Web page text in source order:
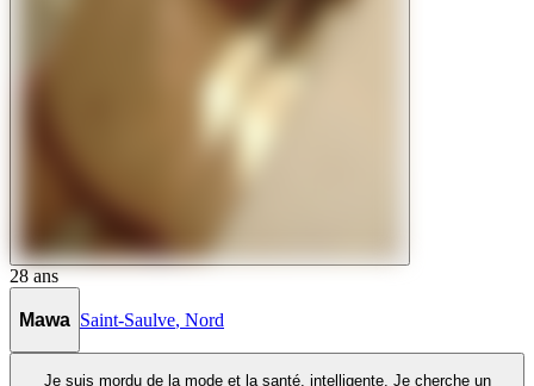
28 ans
Mawa Saint-Saulve, Nord
Je suis mordu de la mode et la santé, intelligente. Je cherche un